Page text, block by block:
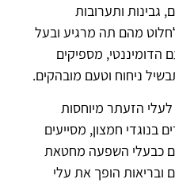
גבינות ותערובות
מהם תה מרגיע ובעל
הדומיננטי, מספיקים
ניחוח וטעם מובהקים.
לעלי הזעתר מיוחסות
בנוגדי חמצון, מסייעים
כבעלי השפעה מחטאת
ובריאות הופך את עלי